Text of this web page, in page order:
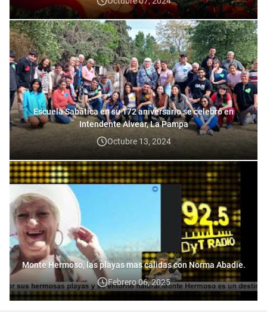
Escuela Sabática en su 172 aniversario se celebró en
Intendente Alvear, La Pampa
Octubre 13, 2024
Monte Hermoso, las playas mas cálidas con Norma Abadie.
Febrero 06, 2025